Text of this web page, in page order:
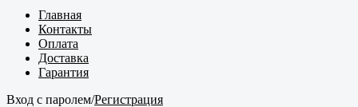
Главная
Контакты
Оплата
Доставка
Гарантия
Вход с паролем/Регистрация